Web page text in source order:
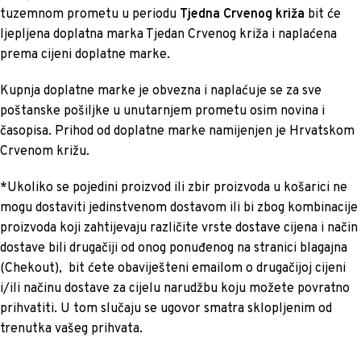
tuzemnom prometu u periodu Tjedna Crvenog križa bit će
ljepljena doplatna marka Tjedan Crvenog križa i naplaćena
prema cijeni doplatne marke.
Kupnja doplatne marke je obvezna i naplaćuje se za sve
poštanske pošiljke u unutarnjem prometu osim novina i
časopisa. Prihod od doplatne marke namijenjen je Hrvatskom
Crvenom križu.
*Ukoliko se pojedini proizvod ili zbir proizvoda u košarici ne
mogu dostaviti jedinstvenom dostavom ili bi zbog kombinacije
proizvoda koji zahtijevaju različite vrste dostave cijena i način
dostave bili drugačiji od onog ponuđenog na stranici blagajna
(Chekout), bit ćete obaviješteni emailom o drugačijoj cijeni
i/ili načinu dostave za cijelu narudžbu koju možete povratno
prihvatiti. U tom slučaju se ugovor smatra sklopljenim od
trenutka vašeg prihvata.